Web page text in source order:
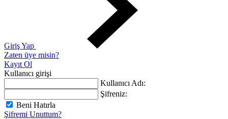
Giriş Yap
Zaten üye misin?
Kayıt Ol
Kullanıcı girişi
Kullanıcı Adı:
Şifreniz:
Beni Hatırla
Şifremi Unuttum?